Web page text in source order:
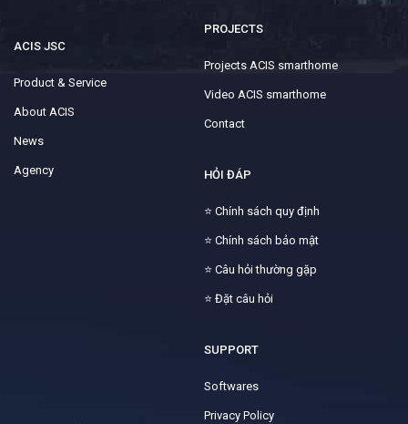
ACIS JSC
Product & Service
About ACIS
News
Agency
PROJECTS
Projects ACIS smarthome
Video ACIS smarthome
Contact
HỎI ĐÁP
⭐ Chính sách quy định
⭐ Chính sách bảo mật
⭐ Câu hỏi thường gặp
⭐ Đặt câu hỏi
SUPPORT
Softwares
Privacy Policy